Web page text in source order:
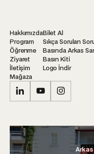
Hakkımızda
Program
Öğrenme
Ziyaret
İletişim
Mağaza
Bilet Al
Sıkça Sorulan
Basında Arkas
Basın Kiti
Logo İndir